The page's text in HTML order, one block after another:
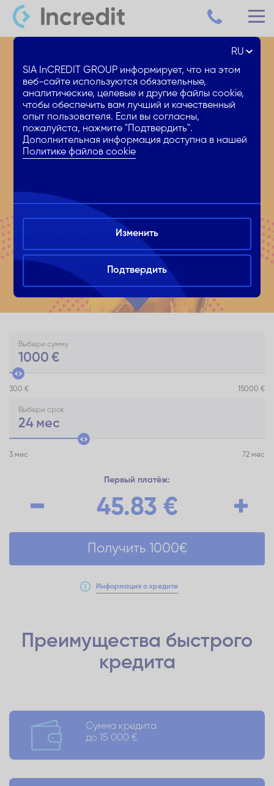
Выбери сумму
1000 €
300 € 15000 €
Выбери срок
24 мес
3 мес 72 мес
Первый платёж:
45.83 €
Получить 1000€
Информация о кредите
Преимущества быстрого
кредита
Сумма кредита
до 15 000 €
RU
SIA InCREDIT GROUP информирует, что на этом
веб-сайте используются обязательные,
аналитические, целевые и другие файлы cookie,
чтобы обеспечить вам лучший и качественный
опыт пользователя. Если вы согласны,
пожалуйста, нажмите "Подтвердить".
Дополнительная информация доступна в нашей
Политике файлов cookie
Изменить
Подтвердить